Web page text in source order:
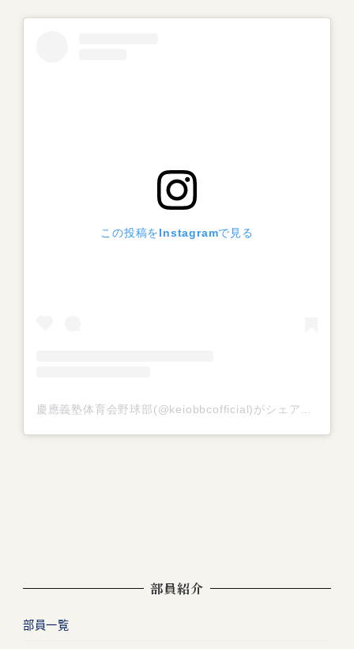
この投稿をInstagramで見る
慶應義塾体育会野球部(@keiobbcofficial)がシェアした投稿
部員紹介
部員一覧